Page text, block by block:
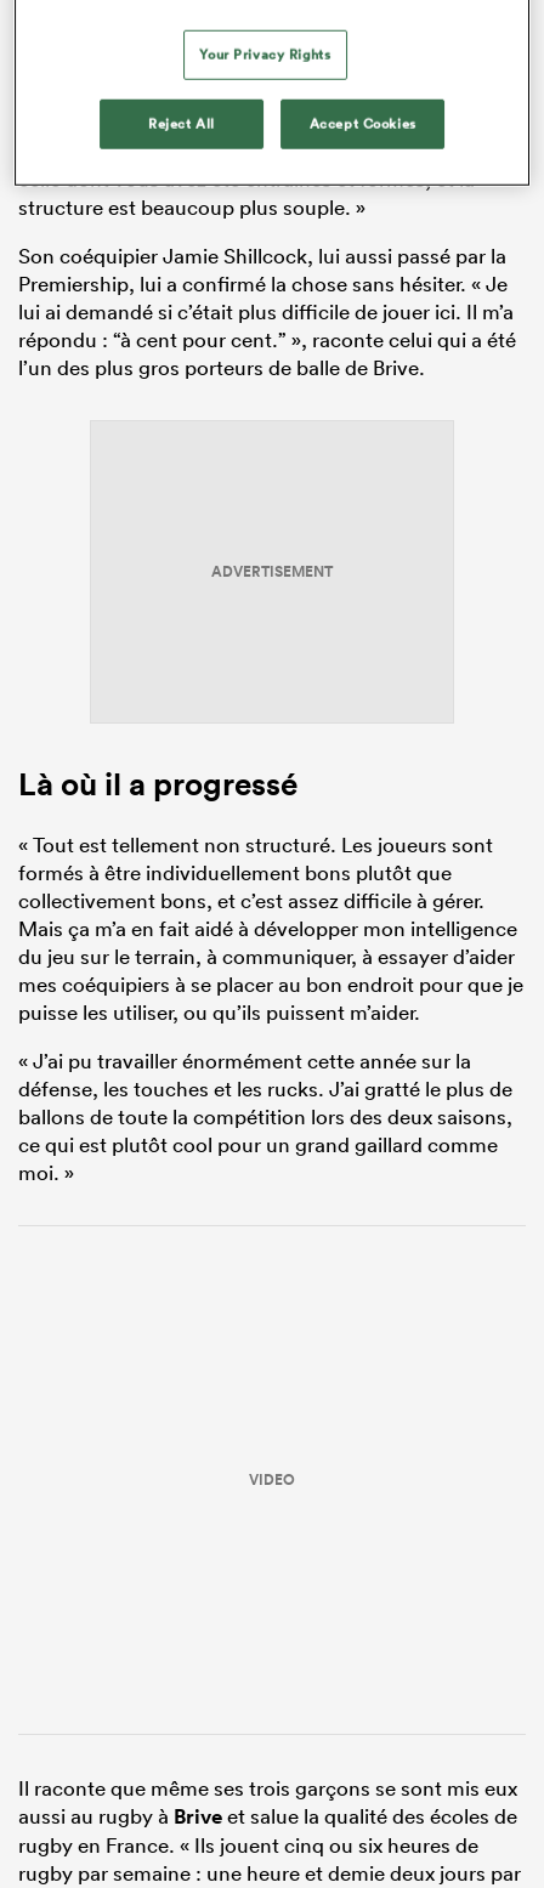
« Je ne pense pas que les gens réalisent à quel point
c’est difficile de jouer dans un endroit comme celui-ci,
dans un championnat comme celui-là », confie-t-il. «
C’est un rugby très différent. Les joueurs sont
entraînés et formés d’une manière très différente de
celle dont vous avez été entraînés et formés, et la
structure est beaucoup plus souple. »
Son coéquipier Jamie Shillcock, lui aussi passé par la
Premiership, lui a confirmé la chose sans hésiter. « Je
lui ai demandé si c’était plus difficile de jouer ici. Il m’a
répondu : “à cent pour cent.” », raconte celui qui a été
l’un des plus gros porteurs de balle de Brive.
ADVERTISEMENT
Là où il a progressé
« Tout est tellement non structuré. Les joueurs sont
formés à être individuellement bons plutôt que
collectivement bons, et c’est assez difficile à gérer.
Mais ça m’a en fait aidé à développer mon intelligence
du jeu sur le terrain, à communiquer, à essayer d’aider
mes coéquipiers à se placer au bon endroit pour que je
puisse les utiliser, ou qu’ils puissent m’aider.
« J’ai pu travailler énormément cette année sur la
défense, les touches et les rucks. J’ai gratté le plus de
ballons de toute la compétition lors des deux saisons,
ce qui est plutôt cool pour un grand gaillard comme
moi. »
VIDEO
Il raconte que même ses trois garçons se sont mis eux
aussi au rugby à Briveet salue la qualité des écoles de
rugby en France. « Ils jouent cinq ou six heures de
rugby par semaine : une heure et demie deux jours par
Your Privacy Rights
Reject All Accept Cookies